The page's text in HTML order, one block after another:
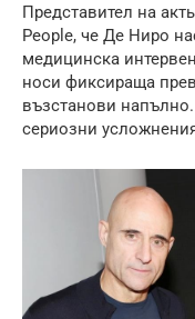
Представител на
People, че Де Ниро
медицинска
носи фиксираща
възстанови
сериозни